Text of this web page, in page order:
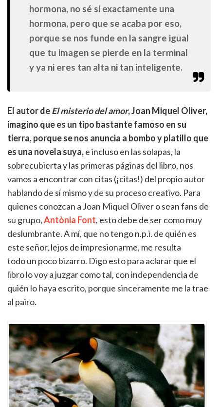
hormona, no sé si exactamente una
hormona, pero que se acaba por eso,
porque se nos funde en la sangre igual
que tu imagen se pierde en la terminal
y ya ni eres tan alta ni tan inteligente.
El autor deEl misterio del amor, Joan Miquel Oliver,
imagino que es un tipo bastante famoso en su
tierra, porque se nos anuncia a bombo y platillo que
es una novela suya,e incluso en las solapas, la
sobrecubierta y las primeras páginas del libro, nos
vamos a encontrar con citas (¡citas!) del propio autor
hablando de sí mismo y de su proceso creativo. Para
quienes conozcan a Joan Miquel Oliver o sean fans de
su grupo,Antònia Font, esto debe de ser como muy
deslumbrante. A mí, que no tengo n.p.i. de quién es
este señor, lejos de impresionarme, me resulta
todo un poco bizarro. Digo esto para aclarar que el
libro lo voy a juzgar como tal, con independencia de
quién lo haya escrito, porque sinceramente me la trae
al pairo.